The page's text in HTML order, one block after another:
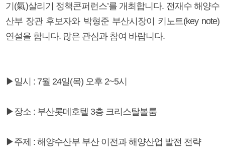
기(氣)살리기 정책콘퍼런스’를 개최합니다. 전재수 해양수
산부 장관 후보자와 박형준 부산시장이 키노트(key note)
연설을 합니다. 많은 관심과 참여 바랍니다.
▶일시 : 7월 24일(목) 오후 2~5시
▶장소 : 부산롯데호텔 3층 크리스탈볼룸
▶주제 : 해양수산부 부산 이전과 해양산업 발전 전략